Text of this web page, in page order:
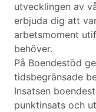
utvecklingen av
erbjuda dig att
arbetsmoment
behöver.
På Boendestöd
tidsbegränsade
Insatsen
punktinsats och